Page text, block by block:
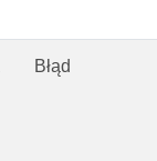
Błąd